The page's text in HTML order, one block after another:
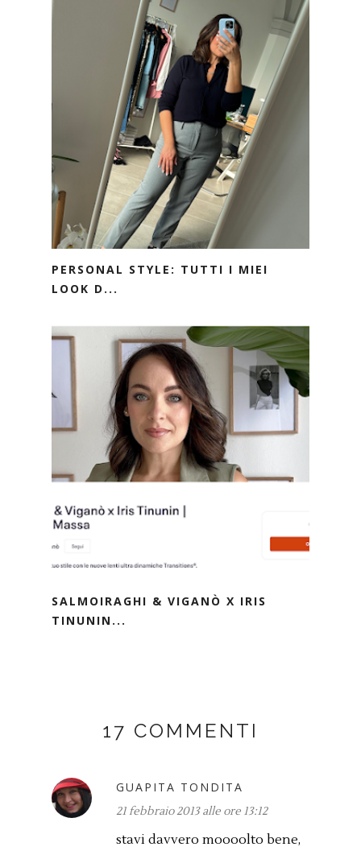
PERSONAL STYLE: TUTTI I MIEI
LOOK D...
SALMOIRAGHI & VIGANÒ X IRIS
TINUNIN...
17 COMMENTI
GUAPITA TONDITA
21 febbraio 2013 alle ore 13:12
stavi davvero moooolto bene,